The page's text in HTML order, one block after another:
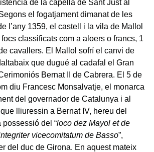
de la capella de Sant Just al
el fogatjament dimanat de les
l’any 1359, el castell i la vila de Mallol
classificats com a aloers o francs, 1
cavallers. El Mallol sofrí el canvi de
que dugué al cadafal el Gran
Bernat II de Cabrera. El 5 de
diu Francesc Monsalvatje, el monarca
del governador de Catalunya i al
lliuressin a Bernat IV, hereu del
possessió del “loco dez Mayol et de
vicecomitatum de Basso”,
del duc de Girona. En aquest mateix